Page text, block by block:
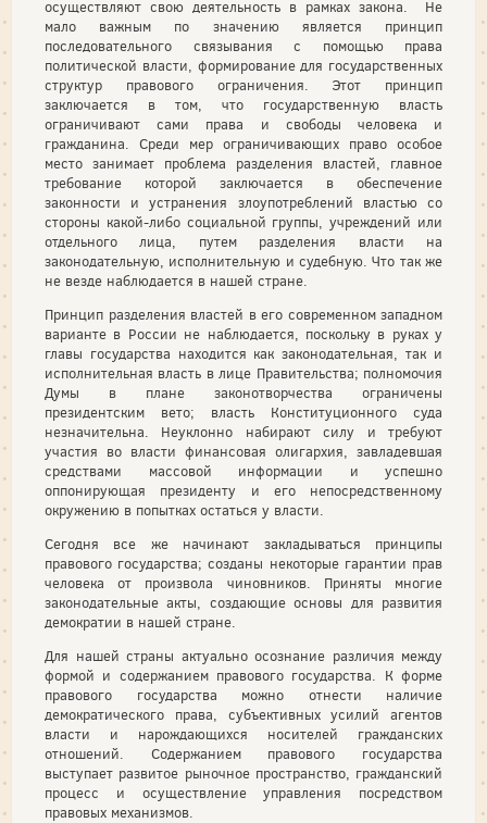
осуществляют свою деятельность в рамках закона. Не
мало важным по значению является принцип
последовательного связывания с помощью права
политической власти, формирование для государственных
структур правового ограничения. Этот принцип
заключается в том, что государственную власть
ограничивают сами права и свободы человека и
гражданина. Среди мер ограничивающих право особое
место занимает проблема разделения властей, главное
требование которой заключается в обеспечение
законности и устранения злоупотреблений властью со
стороны какой-либо социальной группы, учреждений или
отдельного лица, путем разделения власти на
законодательную, исполнительную и судебную. Что так же
не везде наблюдается в нашей стране.
Принцип разделения властей в его современном западном
варианте в России не наблюдается, поскольку в руках у
главы государства находится как законодательная, так и
исполнительная власть в лице Правительства; полномочия
Думы в плане законотворчества ограничены
президентским вето; власть Конституционного суда
незначительна. Неуклонно набирают силу и требуют
участия во власти финансовая олигархия, завладевшая
средствами массовой информации и успешно
оппонирующая президенту и его непосредственному
окружению в попытках остаться у власти.
Сегодня все же начинают закладываться принципы
правового государства; созданы некоторые гарантии прав
человека от произвола чиновников. Приняты многие
законодательные акты, создающие основы для развития
демократии в нашей стране.
Для нашей страны актуально осознание различия между
формой и содержанием правового государства. К форме
правового государства можно отнести наличие
демократического права, субъективных усилий агентов
власти и нарождающихся носителей гражданских
отношений. Содержанием правового государства
выступает развитое рыночное пространство, гражданский
процесс и осуществление управления посредством
правовых механизмов.